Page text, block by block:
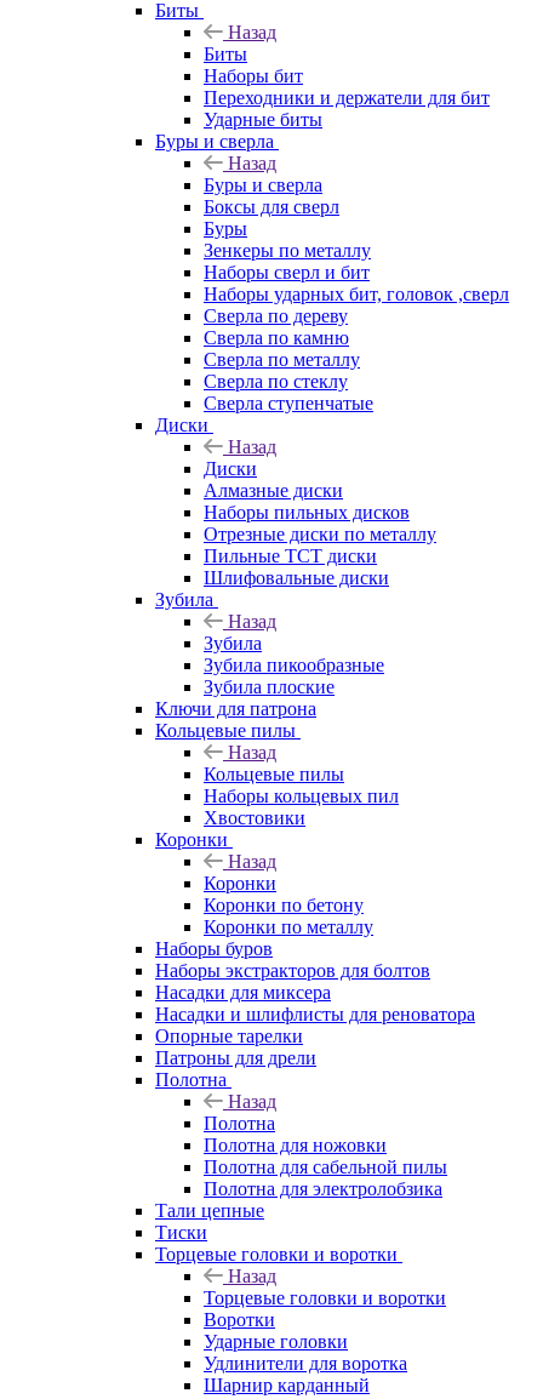
Биты
Назад
Биты
Наборы бит
Переходники и держатели для бит
Ударные биты
Буры и сверла
Назад
Буры и сверла
Боксы для сверл
Буры
Зенкеры по металлу
Наборы сверл и бит
Наборы ударных бит, головок ,сверл
Сверла по дереву
Сверла по камню
Сверла по металлу
Сверла по стеклу
Сверла ступенчатые
Диски
Назад
Диски
Алмазные диски
Наборы пильных дисков
Отрезные диски по металлу
Пильные TCT диски
Шлифовальные диски
Зубила
Назад
Зубила
Зубила пикообразные
Зубила плоские
Ключи для патрона
Кольцевые пилы
Назад
Кольцевые пилы
Наборы кольцевых пил
Хвостовики
Коронки
Назад
Коронки
Коронки по бетону
Коронки по металлу
Наборы буров
Наборы экстракторов для болтов
Насадки для миксера
Насадки и шлифлисты для реноватора
Опорные тарелки
Патроны для дрели
Полотна
Назад
Полотна
Полотна для ножовки
Полотна для сабельной пилы
Полотна для электролобзика
Тали цепные
Тиски
Торцевые головки и воротки
Назад
Торцевые головки и воротки
Воротки
Ударные головки
Удлинители для воротка
Шарнир карданный